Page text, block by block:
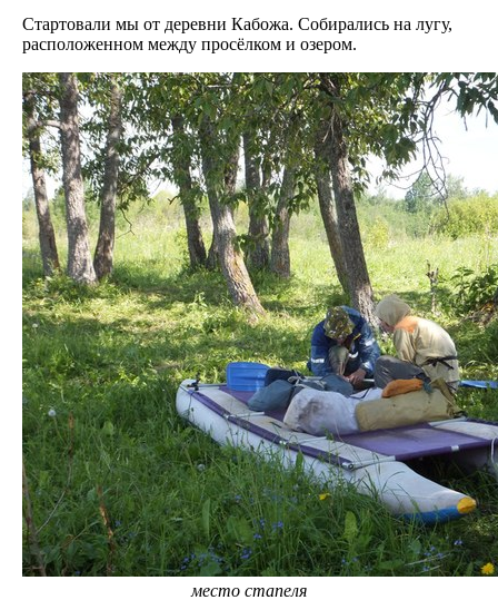
Стартовали мы от деревни Кабожа. Собирались на лугу,
расположенном между просёлком и озером.
место стапеля